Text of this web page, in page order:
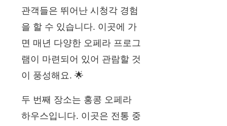
관객들은 뛰어난 시청각 경험
을 할 수 있습니다. 이곳에 가
면 매년 다양한 오페라 프로그
램이 마련되어 있어 관람할 것
이 풍성해요. 🌟
두 번째 장소는 홍콩 오페라
하우스입니다. 이곳은 전통 중